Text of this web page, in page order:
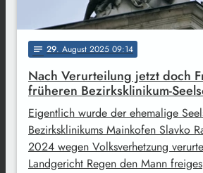
notes 29. August 2025 09:14
Nach Verurteilung jetzt doch
früheren Bezirksklinikum-
Eigentlich wurde der ehemalige
Bezirksklinikums Mainkofen Slavko
2024 wegen Volksverhetzung
Landgericht Regen den Mann